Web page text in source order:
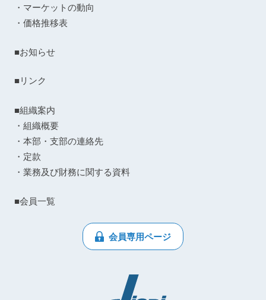
・マーケットの動向
・価格推移表
■お知らせ
■リンク
■組織案内
・組織概要
・本部・支部の連絡先
・定款
・業務及び財務に関する資料
■会員一覧
会員専用ページ